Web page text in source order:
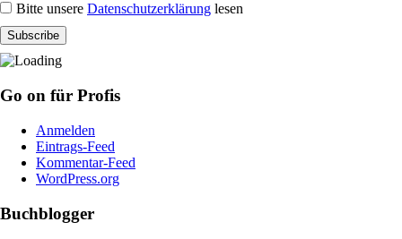
Bitte unsere Datenschutzerklärung lesen
Go on für Profis
Anmelden
Eintrags-Feed
Kommentar-Feed
WordPress.org
Buchblogger